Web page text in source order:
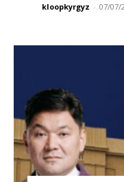
kloopkyrgyz - 07/07/